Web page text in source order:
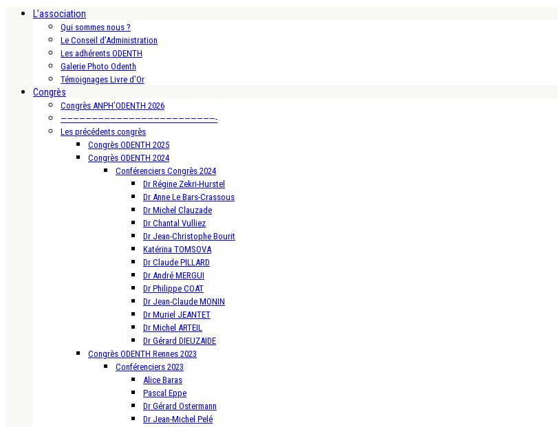
L’association
Qui sommes nous ?
Le Conseil d’Administration
Les adhérents ODENTH
Galerie Photo Odenth
Témoignages Livre d’Or
Congrès
Congrès ANPH’ODENTH 2026
—————————————————————————-
Les précédents congrès
Congrès ODENTH 2025
Congrès ODENTH 2024
Conférenciers Congrès 2024
Dr Régine Zekri-Hurstel
Dr Anne Le Bars-Crassous
Dr Michel Clauzade
Dr Chantal Vulliez
Dr Jean-Christophe Bourit
Katérina TOMSOVA
Dr Claude PILLARD
Dr André MERGUI
Dr Philippe COAT
Dr Jean-Claude MONIN
Dr Muriel JEANTET
Dr Michel ARTEIL
Dr Gérard DIEUZAIDE
Congrès ODENTH Rennes 2023
Conférenciers 2023
Alice Baras
Pascal Eppe
Dr Gérard Ostermann
Dr Jean-Michel Pelé